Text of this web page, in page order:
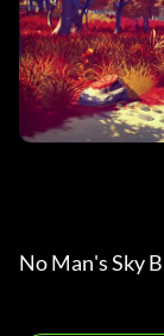
No Man's Sky